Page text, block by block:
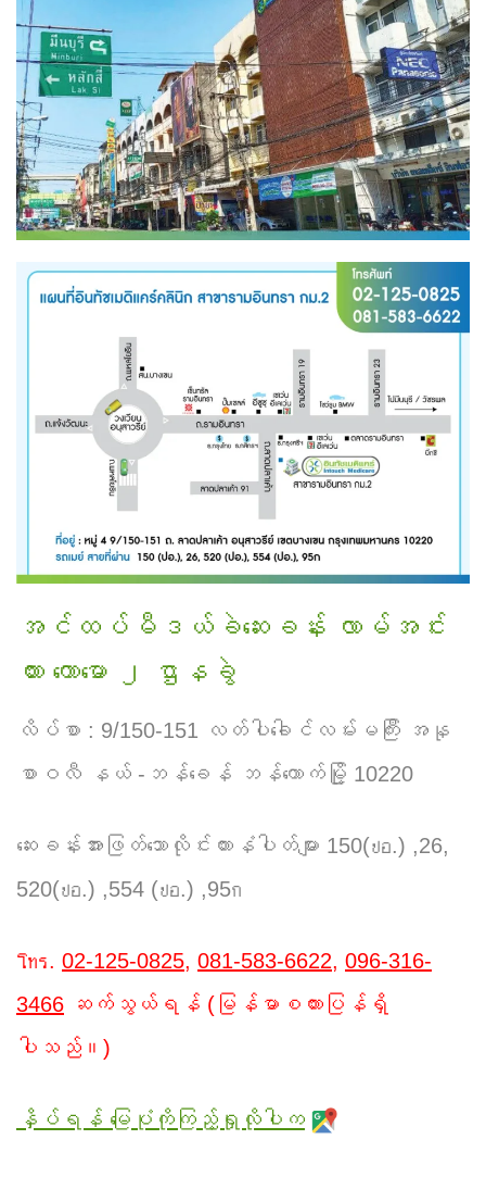
အင်ထပ်မီဒယ်ခဲဆေးခန်း လာမ်အင်း
ထား ကောမော ၂ ဌာနခွဲ
လိပ်စာ : 9/150-151 လတ်ပါခေါင်လမ်းမကြီး အနု
စာဝလီ နယ် -ဘန်ခေန် ဘန်ကောက်မြို့ 10220
ဆေးခန်းအားဖြတ်သောလိုင်းကားနံပါတ်များ 150(ปอ.) ,26,
520(ปอ.) ,554 (ปอ.) ,95ก
โทร. 02-125-0825, 081-583-6622, 096-316-
3466 ဆက်သွယ်ရန် (မြန်မာစကားပြန်ရှိ
ပါသည်။)
နှိပ်ရန် မြေပုံကိုကြည့်ရှုလိုပါက